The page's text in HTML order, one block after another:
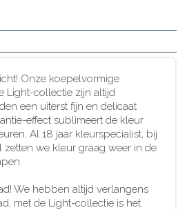
Onze koepelvormige
Light-collectie zijn altijd
een uiterst fijn en delicaat
effect sublimeert de kleur
Al 18 jaar kleurspecialist, bij
zetten we kleur graag weer in de
We hebben altijd verlangens
met de Light-collectie is het